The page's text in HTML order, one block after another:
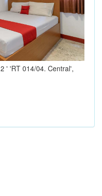
' 'RT 014/04. Central',